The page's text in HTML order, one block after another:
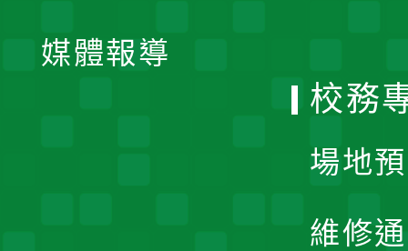
媒體報導
校務
場地
維修